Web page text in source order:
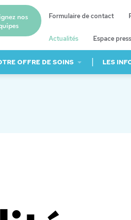
nos
Formulaire de contact
Actualités Espace
OFFRE DE SOINS LES